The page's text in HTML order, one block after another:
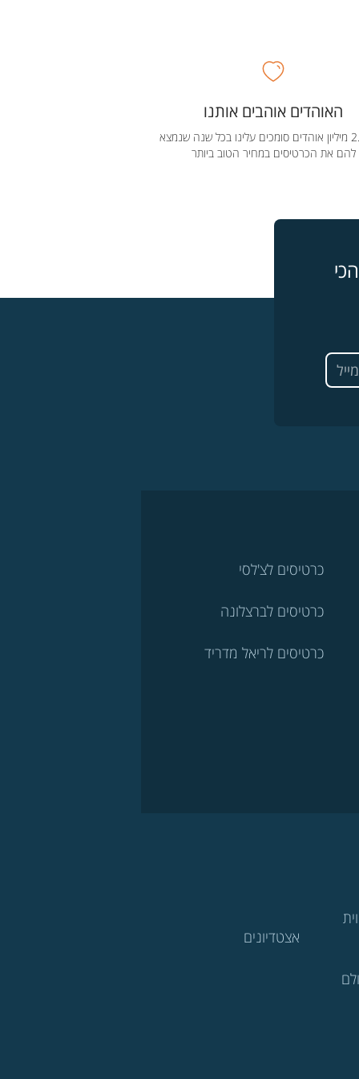
האוהדים אוהבים אותנו
מעל 2.5 מיליון אוהדים סומכים עלינו בכל שנה שנמצא
להם את הכרטיסים במחיר הטוב ביותר
כרטיסים לצ'לסי
כרטיסים לברצלונה
כרטיסים לריאל מדריד
אצטדיונים